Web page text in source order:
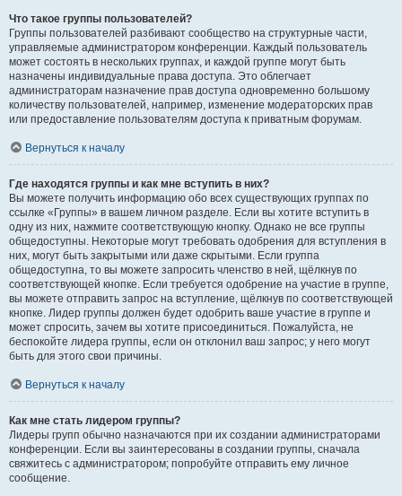
Что такое группы пользователей?
Группы пользователей разбивают сообщество на структурные части,
управляемые администратором конференции. Каждый пользователь
может состоять в нескольких группах, и каждой группе могут быть
назначены индивидуальные права доступа. Это облегчает
администраторам назначение прав доступа одновременно большому
количеству пользователей, например, изменение модераторских прав
или предоставление пользователям доступа к приватным форумам.
Вернуться к началу
Где находятся группы и как мне вступить в них?
Вы можете получить информацию обо всех существующих группах по
ссылке «Группы» в вашем личном разделе. Если вы хотите вступить в
одну из них, нажмите соответствующую кнопку. Однако не все группы
общедоступны. Некоторые могут требовать одобрения для вступления в
них, могут быть закрытыми или даже скрытыми. Если группа
общедоступна, то вы можете запросить членство в ней, щёлкнув по
соответствующей кнопке. Если требуется одобрение на участие в группе,
вы можете отправить запрос на вступление, щёлкнув по соответствующей
кнопке. Лидер группы должен будет одобрить ваше участие в группе и
может спросить, зачем вы хотите присоединиться. Пожалуйста, не
беспокойте лидера группы, если он отклонил ваш запрос; у него могут
быть для этого свои причины.
Вернуться к началу
Как мне стать лидером группы?
Лидеры групп обычно назначаются при их создании администраторами
конференции. Если вы заинтересованы в создании группы, сначала
свяжитесь с администратором; попробуйте отправить ему личное
сообщение.